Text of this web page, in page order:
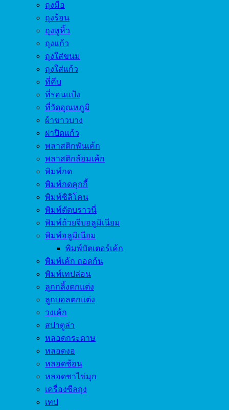
ถุงมือ
ถุงร้อน
ถุงหูหิ้ว
ถุงแก้ว
ถุงใส่ขนม
ถุงใส่แก้ว
ที่คีบ
ที่รอนแป้ง
ที่วัดอุณหภูมิ
ผ้าขาวบาง
ฝาปิดแก้ว
พลาสติกพันเค้ก
พลาสติกล้อมเค้ก
พิมพ์กด
พิมพ์กดคุกกี้
พิมพ์ซิลิโคน
พิมพ์ตัดบราวนี่
พิมพ์ถ้วยจีบอลูมิเนียม
พิมพ์อลูมิเนียม
พิมพ์บัตเตอร์เค้ก
พิมพ์เค้ก ถอดก้น
พิมพ์เทปล่อน
ลูกกลิ้งตกแต่ง
ลูกบอลตกแต่ง
วงเค้ก
สปาตูล่า
หลอดกระดาษ
หลอดงอ
หลอดช้อน
หลอดชาไข่มุก
เครื่องซีลถุง
เทป